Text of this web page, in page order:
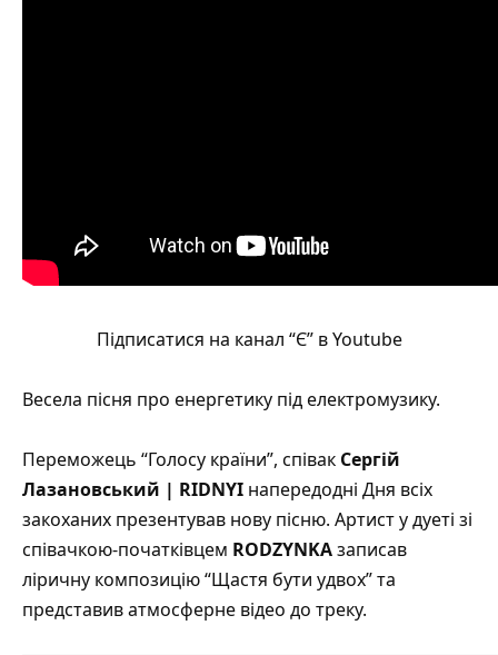
Підписатися на канал “Є” в Youtube
Весела пісня про енергетику під електромузику.
Переможець “Голосу країни”, співак Сергій
Лазановський | RIDNYI напередодні Дня всіх
закоханих презентував нову пісню. Артист у дуеті зі
співачкою-початківцем RODZYNKAзаписав
ліричну композицію“Щастя бути удвох”та
представив атмосферне відео до треку.